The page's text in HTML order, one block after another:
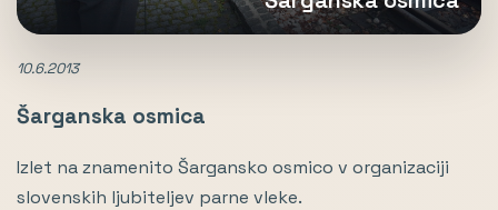
10.6.2013
Šarganska osmica
Izlet na znamenito Šargansko osmico v organizaciji
slovenskih ljubiteljev parne vleke.